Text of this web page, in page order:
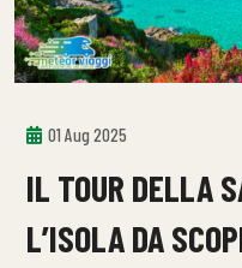
01 Aug 2025
IL TOUR DELLA
L’ISOLA DA